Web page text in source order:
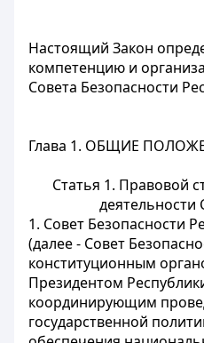
Настоящий Закон
компетенцию и
Совета Безопасности
Глава 1. ОБЩИЕ
Статья 1. Правовой
деятельности
1. Совет Безопасности
(далее - Совет
конституционным
Президентом
координирующим
государственной